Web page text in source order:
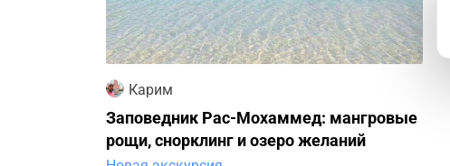
Карим
Заповедник Рас-Мохаммед: мангровые
рощи, снорклинг и озеро желаний